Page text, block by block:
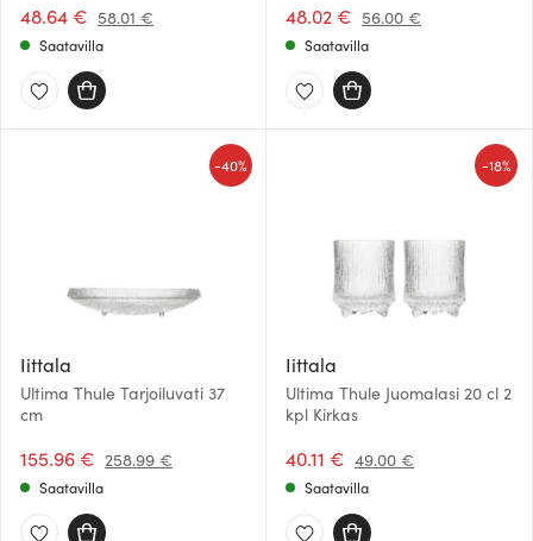
48.64 € 58.01 €
Saatavilla
48.02 € 56.00 €
Saatavilla
Iittala
Ultima Thule Tarjoiluvati 37
cm
155.96 € 258.99 €
-40%
Saatavilla
Iittala
Ultima Thule Juomalasi 20 cl 2
kpl Kirkas
40.11 € 49.00 €
-18%
Saatavilla